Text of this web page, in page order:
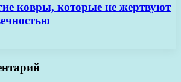
ковры, которые не жертвуют